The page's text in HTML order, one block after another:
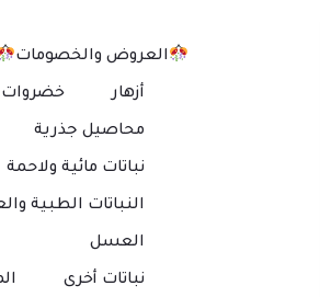
العروض والخصومات
أزهار خضروات
محاصيل جذرية
نباتات مائية ولاحمة
النباتات الطبية
العسل
نباتات أخرى